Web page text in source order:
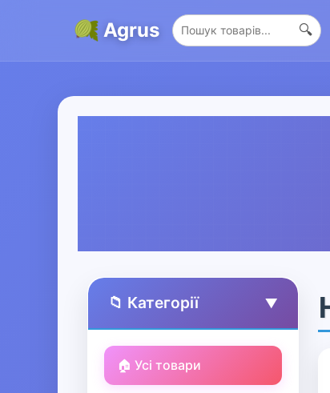
Agrus 🔍
📁 Категорії ▲
🏠 Усі товари